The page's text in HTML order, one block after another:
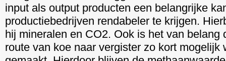
input als output producten een belangrijke
productiebedrijven rendabeler te krijgen.
hij mineralen en CO2. Ook is het van belang
route van koe naar vergister zo kort mogelijk